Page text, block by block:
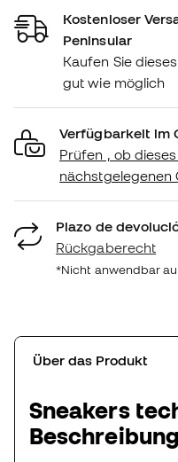
Kostenloser
Peninsular
Kaufen Sie
gut wie möglich
Verfügbarkeit im
Prüfen , ob
nächstgelegenen
Plazo de
Rückgaberecht
*Nicht anwendbar
Über das Produkt
Sneakers
Beschreibung